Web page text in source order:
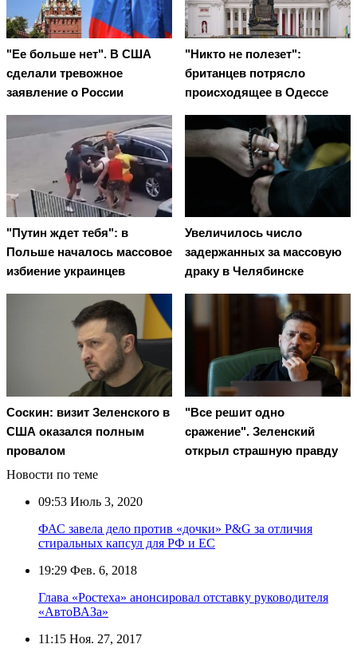
"Ее больше нет". В США
сделали тревожное
заявление о России
"Никто не полезет":
британцев потрясло
происходящее в Одессе
"Путин ждет тебя": в
Польше началось массовое
избиение украинцев
Увеличилось число
задержанных за массовую
драку в Челябинске
Соскин: визит Зеленского в
США оказался полным
провалом
"Все решит одно
сражение". Зеленский
открыл страшную правду
Новости по теме
09:53 Июль 3, 2020
ФАС завела дело против «дочки» P&G за отличия
стиральных капсул для РФ и ЕС
19:29 Фев. 6, 2018
Глава «Ростеха» анонсировал отставку руководителя
«АвтоВАЗа»
11:15 Ноя. 27, 2017